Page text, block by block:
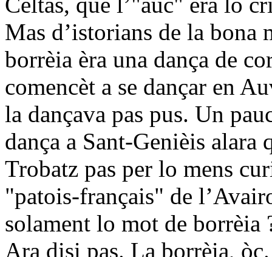
Mas d’istorians de la bona
borrèia èra una dança de
comencèt a se dançar en
la dançava pas pus. Un
dança a Sant-Genièis alara
Trobatz pas per lo mens
"patois-français" de
solament lo mot de borrèia
Ara disi pas. La borrèia,